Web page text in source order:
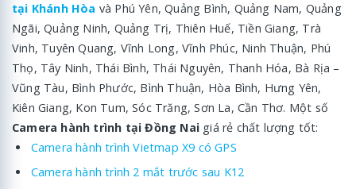
tại Khánh Hòa và Phú Yên, Quảng Bình, Quảng Nam, Quảng
Ngãi, Quảng Ninh, Quảng Trị, Thiên Huế, Tiền Giang, Trà
Vinh, Tuyên Quang, Vĩnh Long, Vĩnh Phúc, Ninh Thuận, Phú
Thọ, Tây Ninh, Thái Bình, Thái Nguyên, Thanh Hóa, Bà Rịa –
Vũng Tàu, Bình Phước, Bình Thuận, Hòa Bình, Hưng Yên,
Kiên Giang, Kon Tum, Sóc Trăng, Sơn La, Cần Thơ. Một số
Camera hành trình tại Đồng Nai giá rẻ chất lượng tốt:
Camera hành trình Vietmap X9 có GPS
Camera hành trình 2 mắt trước sau K12